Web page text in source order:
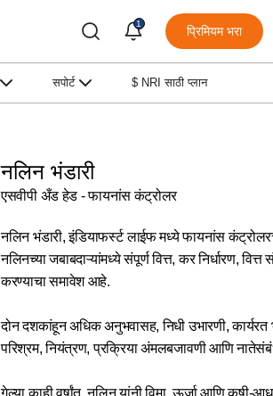
1
प्रिमियम भरा
सपोर्ट $ NRI साठी प्लान
नलिन भंडारी
एसवीपी अँड हेड - फायनांस कंट्रोलर
नलिन भंडारी, इंडियाफर्स्ट लाईफ मध्ये फायनांस
नलिनच्या जबाबदाऱ्यांमध्ये संपूर्ण वित्त, कर निर्धारण,
करण्याचा समावेश आहे.
दोन दशकांहून अधिक अनुभवासह, निधी उभारणी,
परिश्रम, नियंत्रण, प्रक्रिया अंमलबजावणी आणि
गेल्या काही वर्षांत, नलिन यांनी विमा, ऊर्जा आणि कृषी-